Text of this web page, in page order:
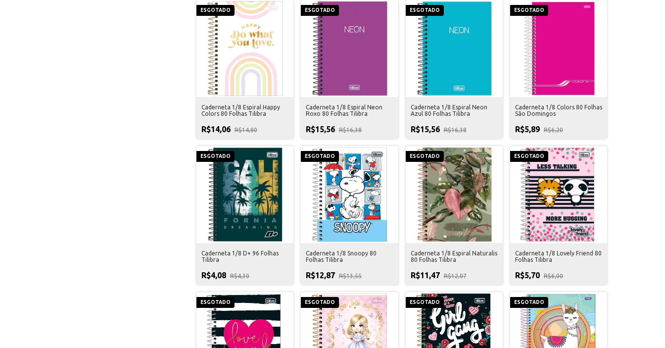
ESGOTADO
Caderneta 1/8 Espiral Happy
Colors 80 Folhas Tilibra
R$14,06 R$14,80
ESGOTADO
Caderneta 1/8 Espiral Neon
Roxo 80 Folhas Tilibra
R$15,56 R$16,38
ESGOTADO
Caderneta 1/8 Espiral Neon
Azul 80 Folhas Tilibra
R$15,56 R$16,38
ESGOTADO
Caderneta 1/8 Colors 80 Folhas
São Domingos
R$5,89 R$6,20
ESGOTADO
Caderneta 1/8 D+ 96 Folhas
Tilibra
R$4,08 R$4,30
ESGOTADO
Caderneta 1/8 Snoopy 80
Folhas Tilibra
R$12,87 R$13,55
ESGOTADO
Caderneta 1/8 Espiral Naturalis
80 Folhas Tilibra
R$11,47 R$12,07
ESGOTADO
Caderneta 1/8 Lovely Friend 80
Folhas Tilibra
R$5,70 R$6,00
ESGOTADO ESGOTADO ESGOTADO ESGOTADO